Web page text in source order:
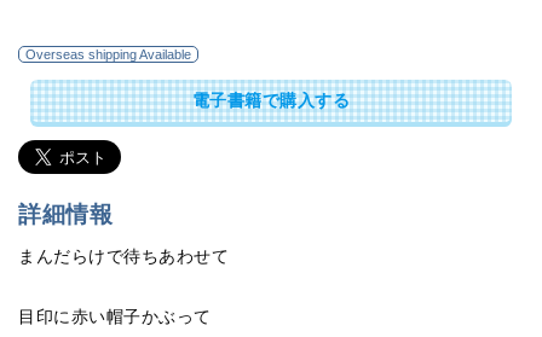
Overseas shipping Available
電子書籍で購入する
詳細情報
まんだらけで待ちあわせて
目印に赤い帽子かぶって